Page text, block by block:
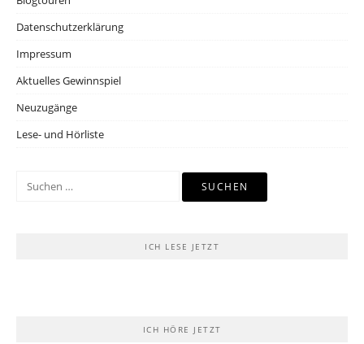
Datenschutzerklärung
Impressum
Aktuelles Gewinnspiel
Neuzugänge
Lese- und Hörliste
Suchen
ICH LESE JETZT
ICH HÖRE JETZT